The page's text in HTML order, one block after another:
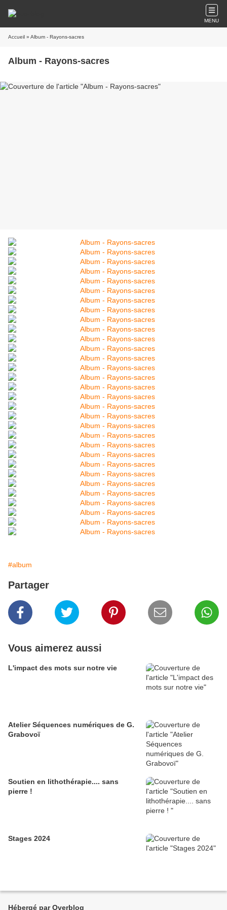
MENU
Accueil » Album - Rayons-sacres
Album - Rayons-sacres
#album
Partager
Vous aimerez aussi
L'impact des mots sur notre vie
Atelier Séquences numériques de G.
Grabovoï
Soutien en lithothérapie.... sans
pierre !
Stages 2024
Hébergé par Overblog